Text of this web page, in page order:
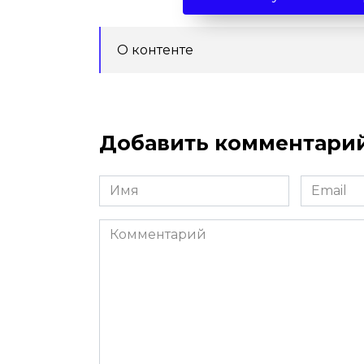
О контенте
Добавить
Имя
*
Email
*
Комментарий